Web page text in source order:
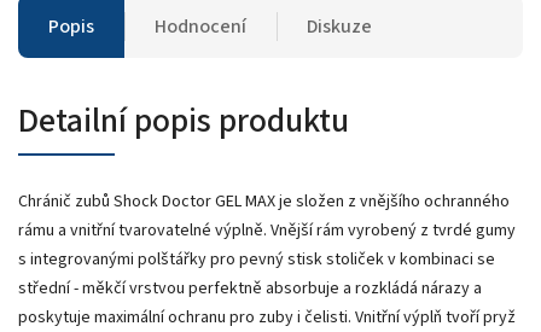
Popis Hodnocení Diskuze
Detailní popis produktu
Chránič zubů Shock Doctor GEL MAX je složen z vnějšího ochranného
rámu a vnitřní tvarovatelné výplně. Vnější rám vyrobený z tvrdé gumy
s integrovanými polštářky pro pevný stisk stoliček v kombinaci se
střední - měkčí vrstvou perfektně absorbuje a rozkládá nárazy a
poskytuje maximální ochranu pro zuby i čelisti. Vnitřní výplň tvoří pryž